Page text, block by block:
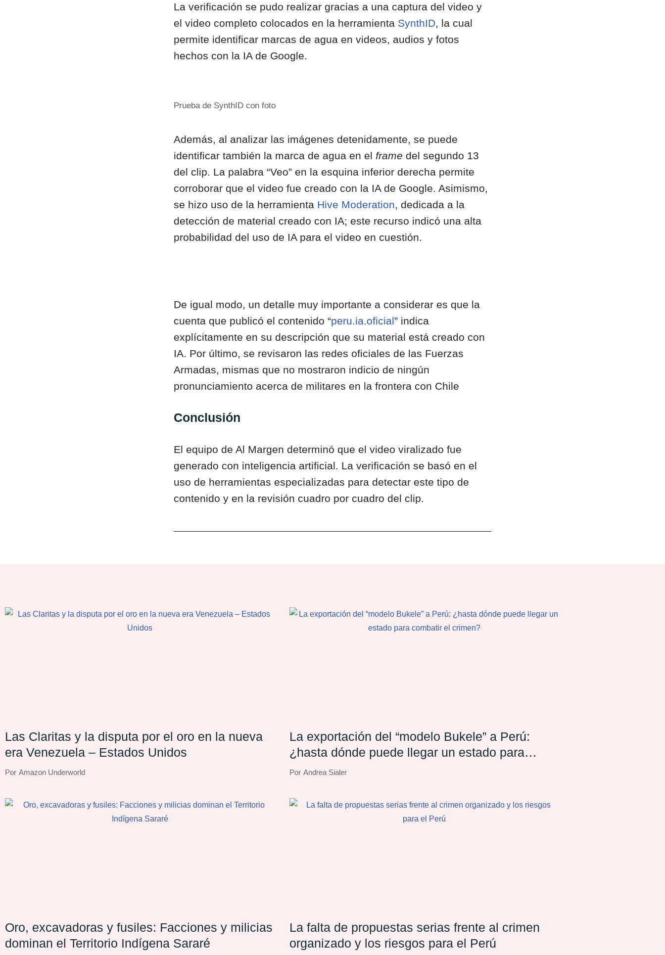
La verificación se pudo realizar gracias a una captura del video y
el video completo colocados en la herramienta SynthID, la cual
permite identificar marcas de agua en videos, audios y fotos
hechos con la IA de Google.
Prueba de SynthID con foto
Además, al analizar las imágenes detenidamente, se puede
identificar también la marca de agua en el frame del segundo 13
del clip. La palabra “Veo” en la esquina inferior derecha permite
corroborar que el video fue creado con la IA de Google. Asimismo,
se hizo uso de la herramienta Hive Moderation, dedicada a la
detección de material creado con IA; este recurso indicó una alta
probabilidad del uso de IA para el video en cuestión.
De igual modo, un detalle muy importante a considerar es que la
cuenta que publicó el contenido “peru.ia.oficial” indica
explícitamente en su descripción que su material está creado con
IA. Por último, se revisaron las redes oficiales de las Fuerzas
Armadas, mismas que no mostraron indicio de ningún
pronunciamiento acerca de militares en la frontera con Chile
Conclusión
El equipo de Al Margen determinó que el video viralizado fue
generado con inteligencia artificial. La verificación se basó en el
uso de herramientas especializadas para detectar este tipo de
contenido y en la revisión cuadro por cuadro del clip.
Las Claritas y la disputa por el oro en la nueva
era Venezuela – Estados Unidos
Por Amazon Underworld
La exportación del “modelo Bukele” a Perú:
¿hasta dónde puede llegar un estado para
combatir el crimen?
Por Andrea Sialer
Oro, excavadoras y fusiles: Facciones y milicias
dominan el Territorio Indígena Sararé
La falta de propuestas serias frente al crimen
organizado y los riesgos para el Perú